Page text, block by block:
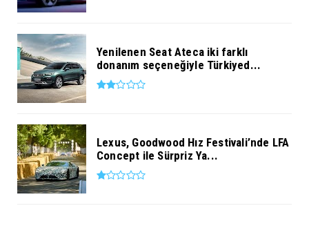
Yenilenen Seat Ateca iki farklı
donanım seçeneğiyle Türkiyed...
Lexus, Goodwood Hız Festivali’nde LFA
Concept ile Sürpriz Ya...